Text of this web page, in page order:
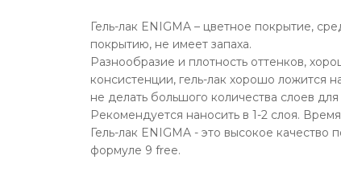
Гель-лак ENIGMA – цветное покрытие,
покрытию, не имеет запаха.
Разнообразие и плотность оттенков,
консистенции, гель-лак хорошо ложится
не делать большого количества слоев
Рекомендуется наносить в 1-2 слоя.
Гель-лак ENIGMA - это высокое
формуле 9 free.